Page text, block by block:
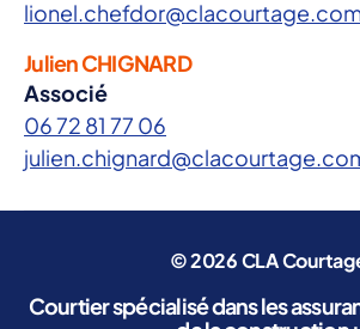
Julien CHIGNARD
Associé
06 72 81 77 06
© 2026CLA
Courtier spécialisé dans les